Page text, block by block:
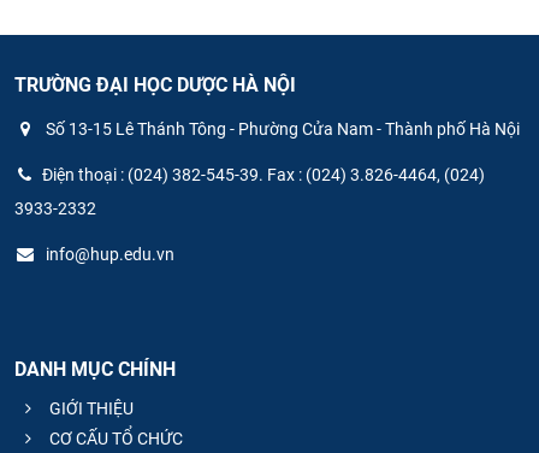
TRƯỜNG ĐẠI HỌC DƯỢC HÀ NỘI
Số 13-15 Lê Thánh Tông - Phường Cửa Nam - Thành phố Hà Nội
Điện thoại : (024) 382-545-39. Fax : (024) 3.826-4464, (024)
3933-2332
info@hup.edu.vn
DANH MỤC CHÍNH
GIỚI THIỆU
CƠ CẤU TỔ CHỨC